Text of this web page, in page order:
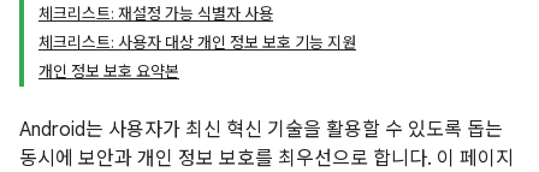
체크리스트: 재설정 가능 식별자 사용
체크리스트: 사용자 대상 개인 정보 보호 기능 지원
개인 정보 보호 요약본
Android는 사용자가 최신 혁신 기술을 활용할 수 있도록 돕는
동시에 보안과 개인 정보 보호를 최우선으로 합니다. 이 페이지